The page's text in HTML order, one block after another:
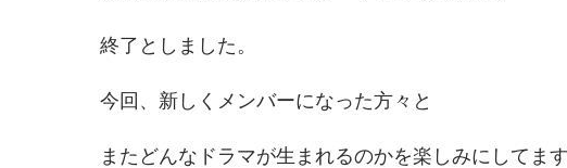
終了としました。
今回、新しくメンバーになった方々と
またどんなドラマが生まれるのかを楽しみにしてま